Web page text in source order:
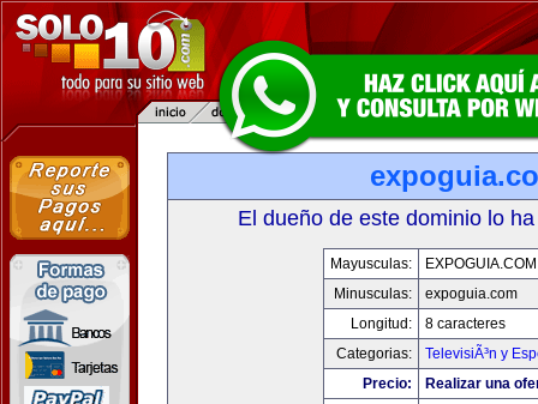
El dueño de este dominio lo
Mayusculas:
EXPOGUIA.COM
Minusculas:
expoguia.com
Longitud:
8 caracteres
Categorias:
TelevisiÃ³n y
Precio:
Realizar una